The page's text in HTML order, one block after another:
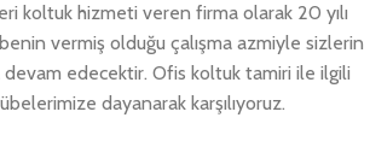
koltuk hizmeti veren firma olarak 20 yılı
vermiş olduğu çalışma azmiyle sizlerin
edecektir. Ofis koltuk tamiri ile ilgili
dayanarak karşılıyoruz.